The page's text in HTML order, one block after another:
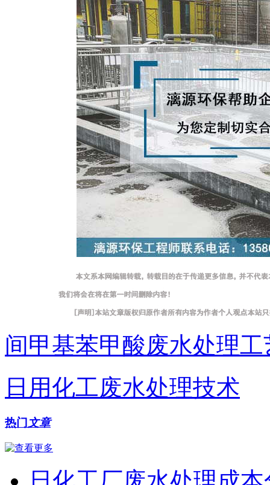
间甲基苯甲酸废水处理工
日用化工废水处理技术
热门 文章